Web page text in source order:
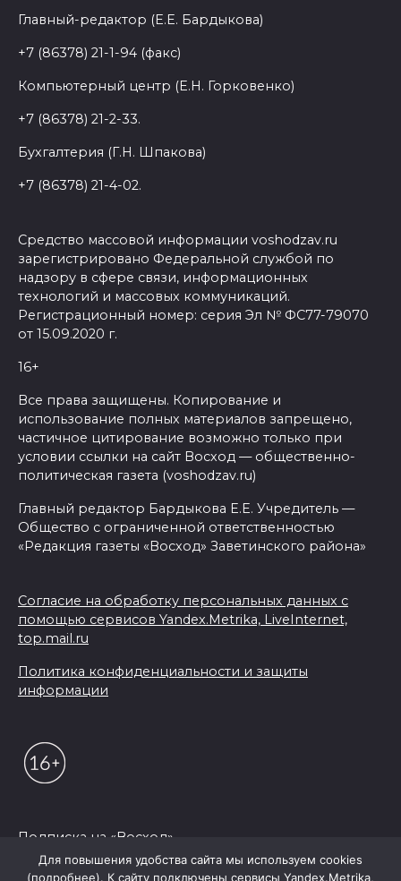
Главный-редактор (Е.Е. Бардыкова)
+7 (86378) 21-1-94 (факс)
Компьютерный центр (Е.Н. Горковенко)
+7 (86378) 21-2-33.
Бухгалтерия (Г.Н. Шпакова)
+7 (86378) 21-4-02.
Средство массовой информации voshodzav.ru
зарегистрировано Федеральной службой по
надзору в сфере связи, информационных
технологий и массовых коммуникаций.
Регистрационный номер: серия Эл № ФС77-79070
от 15.09.2020 г.
16+
Все права защищены. Копирование и
использование полных материалов запрещено,
частичное цитирование возможно только при
условии ссылки на сайт Восход — общественно-
политическая газета (voshodzav.ru)
Главный редактор Бардыкова Е.Е. Учредитель —
Общество с ограниченной ответственностью
«Редакция газеты «Восход» Заветинского района»
Согласие на обработку персональных данных с
помощью сервисов Yandex.Metrika, LiveInternet,
top.mail.ru
Политика конфиденциальности и защиты
информации
Подписка на «Восход»
Для повышения удобства сайта мы используем cookies
(подробнее). К сайту подключены сервисы Yandex.Metrika,